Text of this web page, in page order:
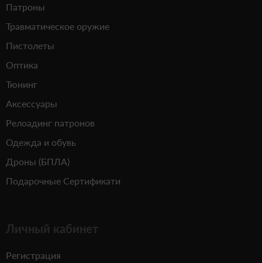
Патроны
Травматическое оружие
Пистолеты
Оптика
Тюнинг
Аксессуары
Релоадинг патронов
Одежда и обувь
Дроны (БПЛА)
Подарочные Сертификати
Личный кабинет
Регистрация